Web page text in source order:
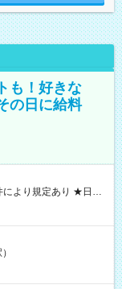
も！好きな
の日に給料
金GET♪ お仕事後はコ
間】試